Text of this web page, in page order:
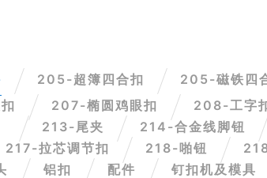
205-超簿四合扣 205-磁铁四
207-椭圆鸡眼扣 208-工字
213-尾夹 214-合金线脚钮
217-拉芯调节扣 218-啪钮
铝扣 配件 钉扣机及模具